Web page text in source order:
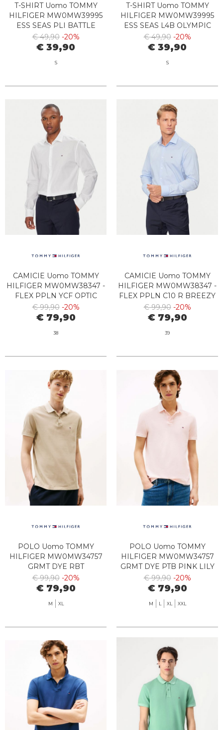
T-SHIRT Uomo TOMMY
HILFIGER MW0MW39995
ESS SEAS PLI BATTLE
GREEN
€ 49,90 -20%
€ 39,90
S
T-SHIRT Uomo TOMMY
HILFIGER MW0MW39995
ESS SEAS L4B OLYMPIC
GREEN
€ 49,90 -20%
€ 39,90
S
CAMICIE Uomo TOMMY
HILFIGER MW0MW38347 -
FLEX PPLN YCF OPTIC
WHITE
€ 99,90 -20%
€ 79,90
38
CAMICIE Uomo TOMMY
HILFIGER MW0MW38347 -
FLEX PPLN C10 R BREEZY
BLUE
€ 99,90 -20%
€ 79,90
39
POLO Uomo TOMMY
HILFIGER MW0MW34757
GRMT DYE RBT
SANDALWOOD
€ 99,90 -20%
€ 79,90
M XL
POLO Uomo TOMMY
HILFIGER MW0MW34757
GRMT DYE PTB PINK LILY
€ 99,90 -20%
€ 79,90
M L XL XXL